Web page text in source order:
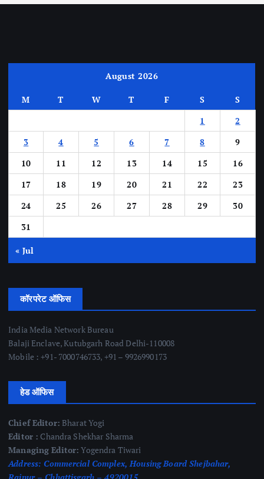
August 2026
M T W T F S
S
1
2
3
4 5 6 7 8
9
10
11 12 13 14 15
16
17
18 19 20 21 22
23
24
25 26 27 28 29
30
31
« Jul
कॉरपरेट ऑफिस
India Media Network Bureau
Balaji Enclave, Kutubgarh Road Delhi-110008
Mobile : +91- 7000746733, +91 – 9926990173
हेड ऑफिस
Chief Editor: Bharat Yogi
Editor : Chandra Shekhar Sharma
Managing Editor: Yogendra Tiwari
Address: Commercial Complex, Housing Board Shejbahar,